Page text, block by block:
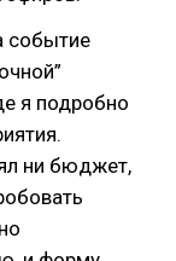
событие
я подробно
ни бюджет,